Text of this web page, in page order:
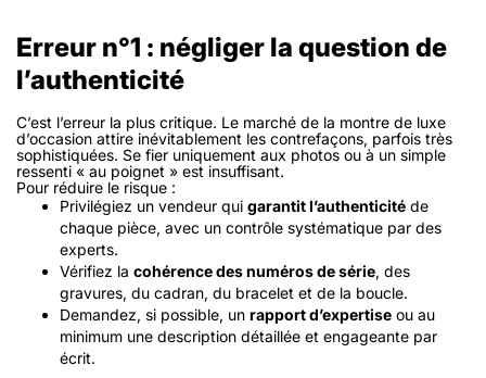
Erreur n°1 : négliger la question de
l’authenticité
C’est l’erreur la plus critique. Le marché de la montre de luxe
d’occasion attire inévitablement les contrefaçons, parfois très
sophistiquées. Se fier uniquement aux photos ou à un simple
ressenti « au poignet » est insuffisant.
Pour réduire le risque :
Privilégiez un vendeur qui garantit l’authenticité de
chaque pièce, avec un contrôle systématique par des
experts.
Vérifiez la cohérence des numéros de série, des
gravures, du cadran, du bracelet et de la boucle.
Demandez, si possible, un rapport d’expertise ou au
minimum une description détaillée et engageante par
écrit.